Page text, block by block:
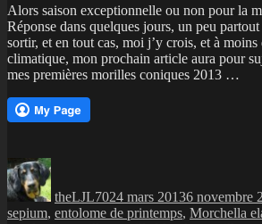
Alors saison exceptionnelle ou non pour la
Réponse dans quelques jours, un peu
sortir, et en tout cas, moi j’y crois, et à moins
climatique, mon prochain article aura pour
mes premières morilles coniques 2013 …
Auteur
theLJL7024 mars 20136 novembre
sepium, entolome de printemps, Morchella